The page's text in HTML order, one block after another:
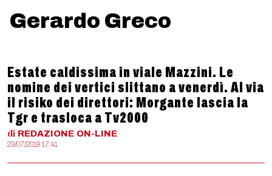
Gerardo Greco
Estate caldissima in viale Mazzini. Le
nomine dei vertici slittano a venerdì. Al via
il risiko dei direttori: Morgante lascia la
Tgr e trasloca a Tv2000
di REDAZIONE ON-LINE
23/07/2018 17:41